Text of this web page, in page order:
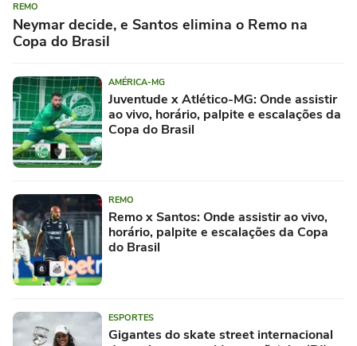
REMO
Neymar decide, e Santos elimina o Remo na
Copa do Brasil
AMÉRICA-MG
Juventude x Atlético-MG: Onde assistir
ao vivo, horário, palpite e escalações da
Copa do Brasil
REMO
Remo x Santos: Onde assistir ao vivo,
horário, palpite e escalações da Copa
do Brasil
ESPORTES
Gigantes do skate street internacional